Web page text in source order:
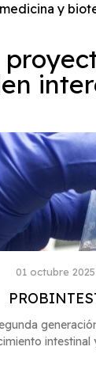
y
01 octubre 2025
intestinal